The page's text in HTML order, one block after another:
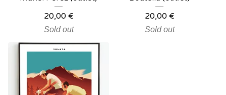
20,00 €
Sold out
20,00 €
Sold out